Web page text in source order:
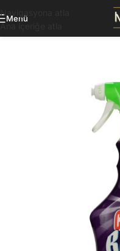
Navigasyona atla
Ana içeriğe atla
Menü